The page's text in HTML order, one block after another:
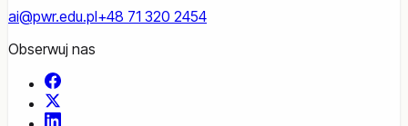
ai@pwr.edu.pl+48 71 320 2454
Obserwuj nas
Facebook